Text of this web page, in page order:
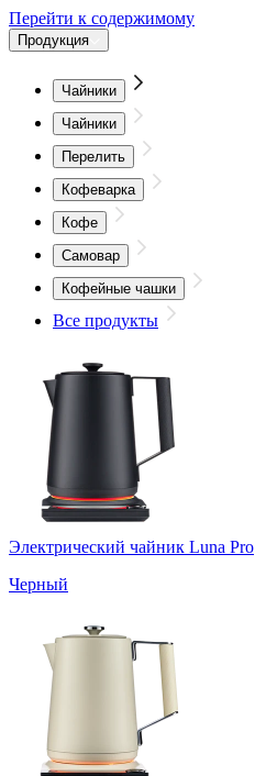
Перейти к содержимому
Продукция
Чайники
Чайники
Перелить
Кофеварка
Кофе
Самовар
Кофейные чашки
Все продукты
Электрический чайник Luna Pro
Черный